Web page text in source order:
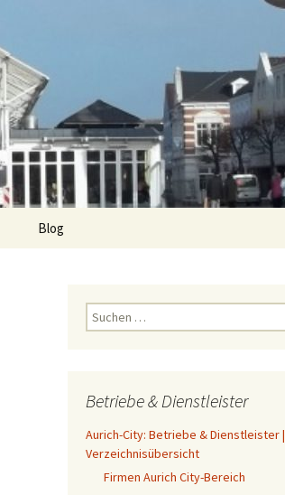
Blog
Suchen
nach:
Betriebe & Dienstleister
Aurich-City: Betriebe & Dienstleister |
Verzeichnisübersicht
Firmen Aurich City-Bereich